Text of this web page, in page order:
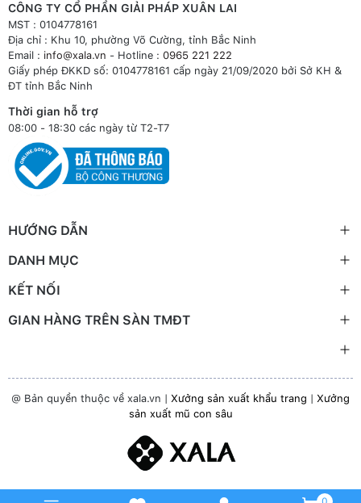
CÔNG TY CỔ PHẦN GIẢI PHÁP XUÂN LAI
MST : 0104778161
Địa chỉ : Khu 10, phường Võ Cường, tỉnh Bắc Ninh
Email : info@xala.vn - Hotline : 0965 221 222
Giấy phép ĐKKD số: 0104778161 cấp ngày 21/09/2020 bởi Sở KH &
ĐT tỉnh Bắc Ninh
Thời gian hỗ trợ
08:00 - 18:30 các ngày từ T2-T7
HƯỚNG DẪN
DANH MỤC
KẾT NỐI
GIAN HÀNG TRÊN SÀN TMĐT
@ Bản quyền thuộc về xala.vn | Xưởng sản xuất khẩu trang | Xưởng
sản xuất mũ con sâu